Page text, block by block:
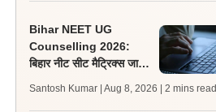
Bihar NEET UG
Counselling 2026:
बिहार नीट सीट मैट्रिक्स जारी;
चॉइस फिलिंग 10 अगस्त से
Santosh Kumar | Aug 8, 2026 | 2 mins read